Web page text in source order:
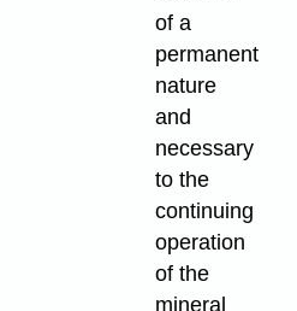
of a
permanent
nature
and
necessary
to the
continuing
operation
of the
mineral